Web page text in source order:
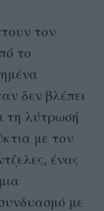
τον
το
δεν βλέπει
τη λύτρωσή
με τον
ένας
με